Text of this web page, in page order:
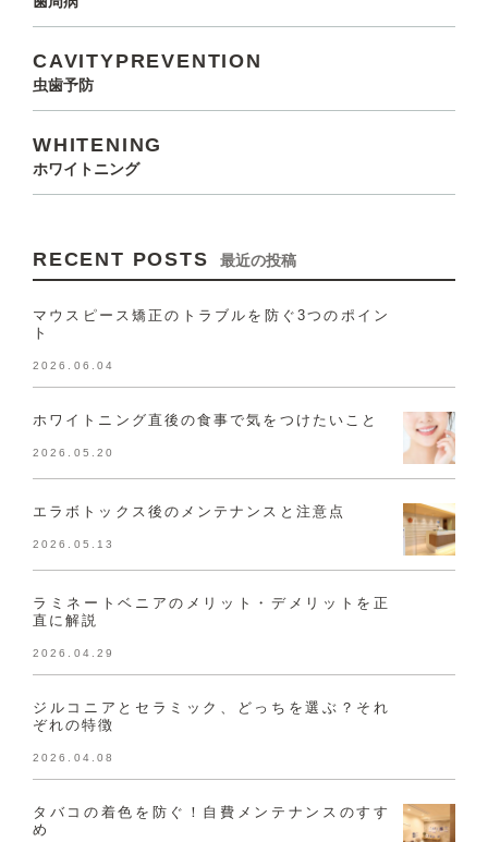
CAVITYPREVENTION
虫歯予防
WHITENING
ホワイトニング
RECENT POSTS 最近の投稿
マウスピース矯正のトラブルを防ぐ3つのポイン
ト
2026.06.04
ホワイトニング直後の食事で気をつけたいこと
2026.05.20
エラボトックス後のメンテナンスと注意点
2026.05.13
ラミネートベニアのメリット・デメリットを正
直に解説
2026.04.29
ジルコニアとセラミック、どっちを選ぶ？それ
ぞれの特徴
2026.04.08
タバコの着色を防ぐ！自費メンテナンスのすす
め